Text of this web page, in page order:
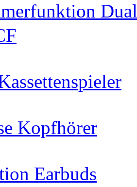
Kopfhörer
Earbuds